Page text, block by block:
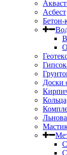
Асбест
Бетон-
Доски